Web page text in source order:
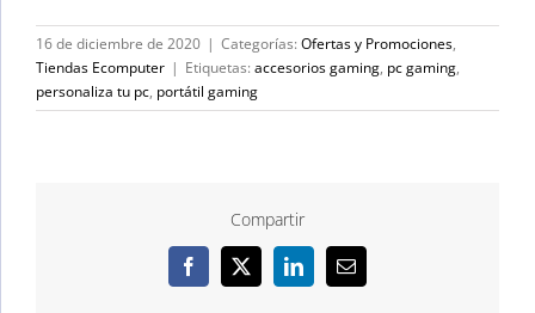
16 de diciembre de 2020 | Categorías: Ofertas y Promociones,
Tiendas Ecomputer | Etiquetas: accesorios gaming, pc gaming,
personaliza tu pc, portátil gaming
Compartir
Facebook
X LinkedInCorreo
electrónico